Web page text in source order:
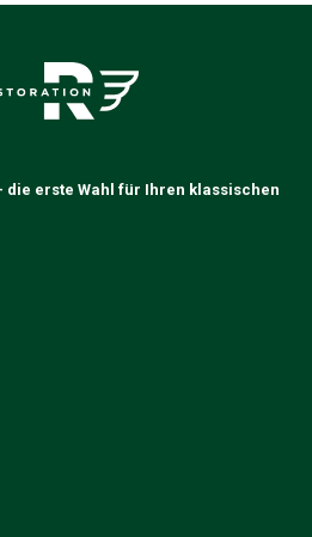
die erste Wahl für Ihren klassischen